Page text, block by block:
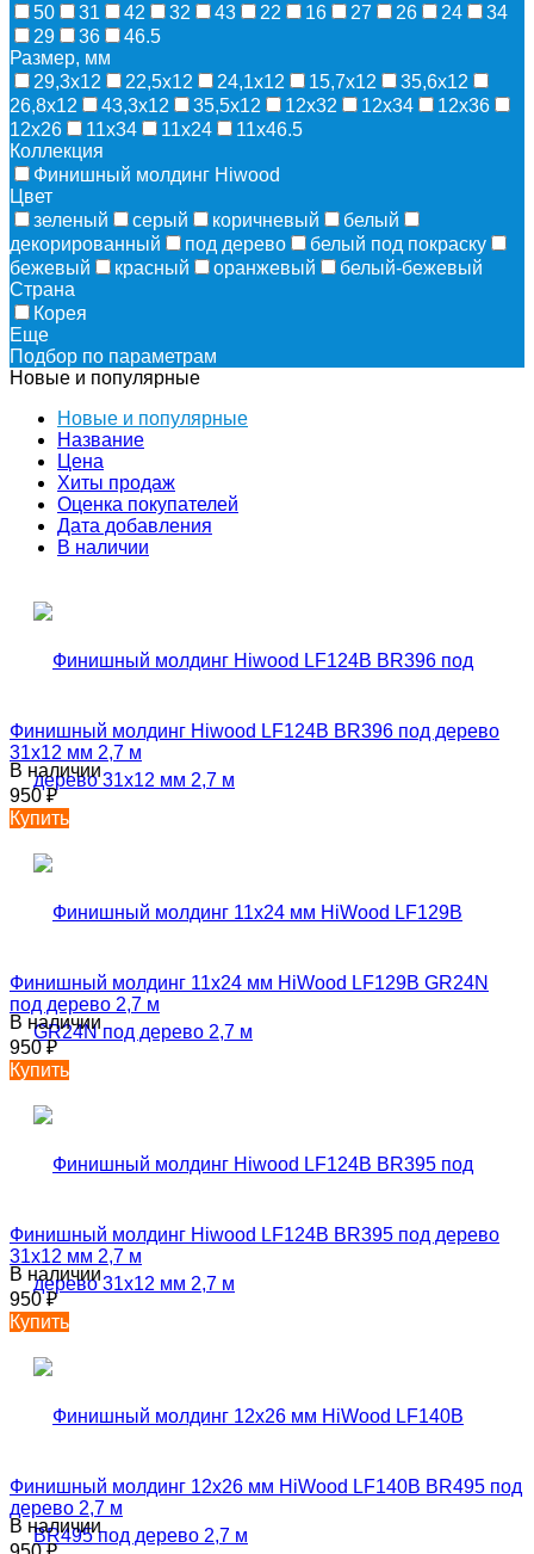
50
31 42 32 43 22 16 27 26 24
34
29
36
46.5
Размер, мм
29,3х12
22,5х12 24,1х12 15,7х12
35,6х12
26,8х12
43,3х12 35,5х12 12х32 12х34
12х36
12х26
11х34 11х24
11х46.5
Коллекция
Финишный молдинг Hiwood
Цвет
зеленый
серый коричневый
белый
декорированный
под дерево
белый под покраску
бежевый
красный оранжевый
белый-бежевый
Страна
Корея
Еще
Подбор по параметрам
Новые и популярные
Новые и популярные
Название
Цена
Хиты продаж
Оценка покупателей
Дата добавления
В наличии
Финишный молдинг Hiwood LF124B BR396 под дерево
31х12 мм 2,7 м
В наличии
950₽
Купить
Финишный молдинг 11х24 мм HiWood LF129B GR24N
под дерево 2,7 м
В наличии
950₽
Купить
Финишный молдинг Hiwood LF124B BR395 под дерево
31х12 мм 2,7 м
В наличии
950₽
Купить
Финишный молдинг 12х26 мм HiWood LF140B BR495 под
дерево 2,7 м
В наличии